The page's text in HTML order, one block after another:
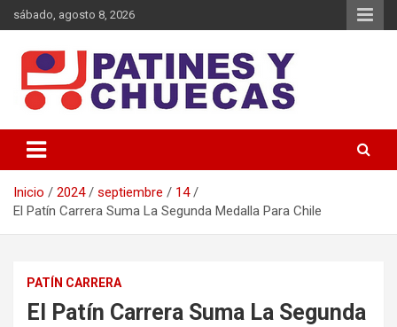
Saltar
al
sábado, agosto 8, 2026
Patines y Chuecas
Inicio 2024 septiembre
14
El Patín Carrera Suma La Segunda Medalla Para Chile
PATÍN CARRERA
El Patín Carrera Suma La Segunda